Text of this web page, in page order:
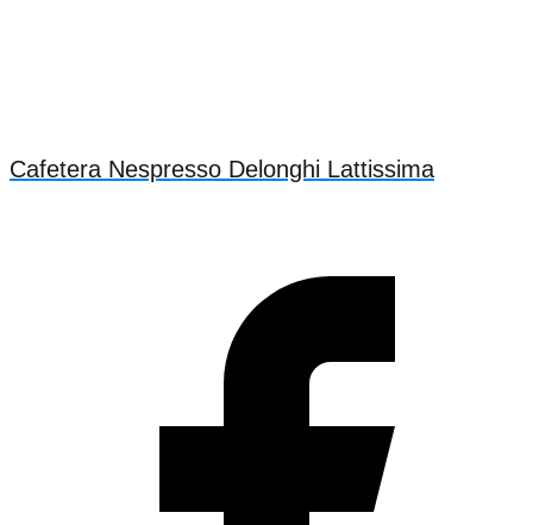
Cafetera Nespresso Delonghi Lattissima